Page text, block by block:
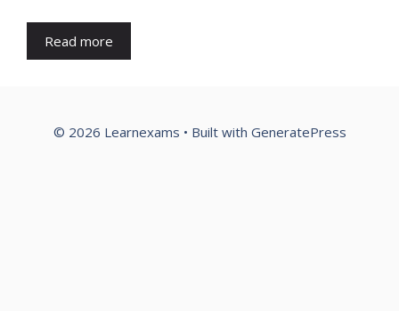
Read more
© 2026 Learnexams • Built with GeneratePress